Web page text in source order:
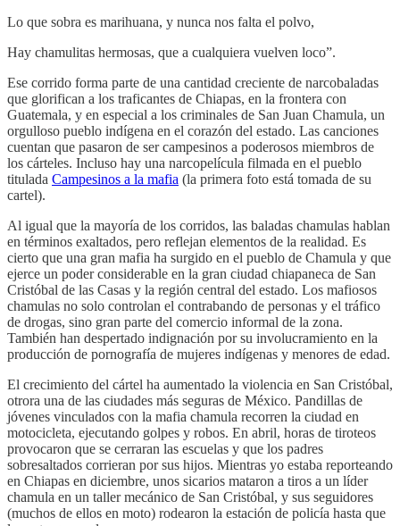
Lo que sobra es marihuana, y nunca nos falta el polvo,
Hay chamulitas hermosas, que a cualquiera vuelven loco”.
Ese corrido forma parte de una cantidad creciente de narcobaladas
que glorifican a los traficantes de Chiapas, en la frontera con
Guatemala, y en especial a los criminales de San Juan Chamula, un
orgulloso pueblo indígena en el corazón del estado. Las canciones
cuentan que pasaron de ser campesinos a poderosos miembros de
los cárteles. Incluso hay una narcopelícula filmada en el pueblo
titulada Campesinos a la mafia (la primera foto está tomada de su
cartel).
Al igual que la mayoría de los corridos, las baladas chamulas hablan
en términos exaltados, pero reflejan elementos de la realidad. Es
cierto que una gran mafia ha surgido en el pueblo de Chamula y que
ejerce un poder considerable en la gran ciudad chiapaneca de San
Cristóbal de las Casas y la región central del estado. Los mafiosos
chamulas no solo controlan el contrabando de personas y el tráfico
de drogas, sino gran parte del comercio informal de la zona.
También han despertado indignación por su involucramiento en la
producción de pornografía de mujeres indígenas y menores de edad.
El crecimiento del cártel ha aumentado la violencia en San Cristóbal,
otrora una de las ciudades más seguras de México. Pandillas de
jóvenes vinculados con la mafia chamula recorren la ciudad en
motocicleta, ejecutando golpes y robos. En abril, horas de tiroteos
provocaron que se cerraran las escuelas y que los padres
sobresaltados corrieran por sus hijos. Mientras yo estaba reporteando
en Chiapas en diciembre, unos sicarios mataron a tiros a un líder
chamula en un taller mecánico de San Cristóbal, y sus seguidores
(muchos de ellos en moto) rodearon la estación de policía hasta que